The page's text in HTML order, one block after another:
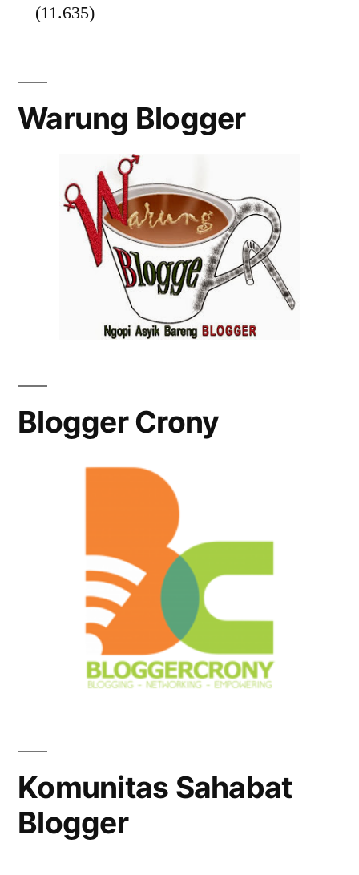
(11.635)
Warung Blogger
Blogger Crony
Komunitas Sahabat
Blogger